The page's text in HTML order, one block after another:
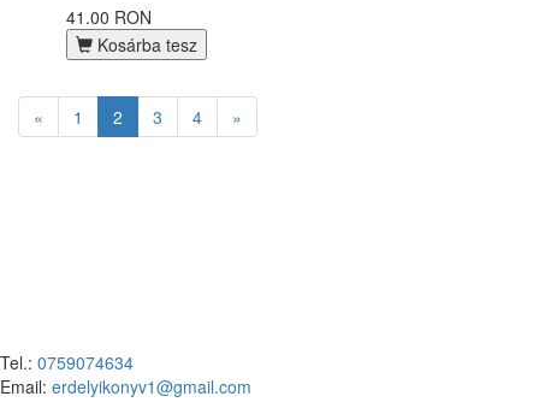
41.00 RON
Kosárba tesz
« 1 2 3 4 »
Tel.: 0759074634
Email: erdelyikonyv1@gmail.com